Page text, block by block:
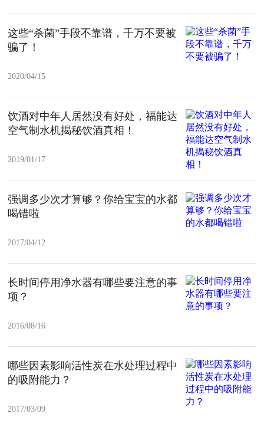
这些“杀菌”手段不靠谱，千万不要被
骗了！
2020/04/15
饮酒对中年人居然没有好处，福能达
空气制水机揭秘饮酒真相！
2019/01/17
强调多少次才算够？你给宝宝的水都
喝错啦
2017/04/12
长时间停用净水器有哪些要注意的事
项？
2016/08/16
哪些因素影响活性炭在水处理过程中
的吸附能力？
2017/03/09